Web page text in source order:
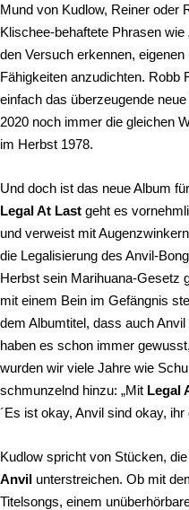
Mund von Kudlow, Reiner oder
Klischee-behaftete Phrasen wie
den Versuch erkennen,
Fähigkeiten anzudichten. Robb
einfach das überzeugende
2020 noch immer die gleichen
im Herbst 1978.
Und doch ist das neue Album
Legal At Last geht es
und verweist mit
die Legalisierung des Anvil-
Herbst sein Marihuana-Gesetz
mit einem Bein im Gefängnis
dem Albumtitel, dass auch
haben es schon immer
wurden wir viele Jahre wie
schmunzelnd hinzu: „Mit Legal
´Es ist okay, Anvil sind okay,
Kudlow spricht von Stücken,
Anvil unterstreichen. Ob mit
Titelsongs, einem